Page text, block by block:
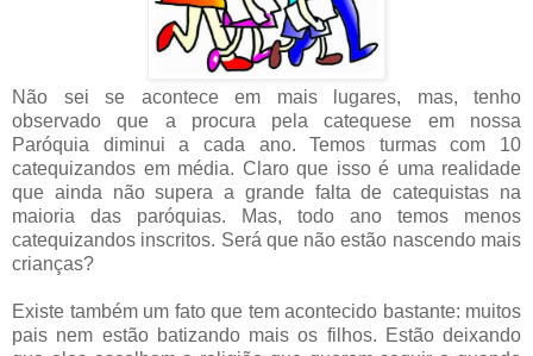
Não sei se acontece em mais lugares, mas, tenho
observado que a procura pela catequese em nossa
Paróquia diminui a cada ano. Temos turmas com 10
catequizandos em média. Claro que isso é uma realidade
que ainda não supera a grande falta de catequistas na
maioria das paróquias. Mas, todo ano temos menos
catequizandos inscritos. Será que não estão nascendo mais
crianças?
Existe também um fato que tem acontecido bastante: muitos
pais nem estão batizando mais os filhos. Estão deixando